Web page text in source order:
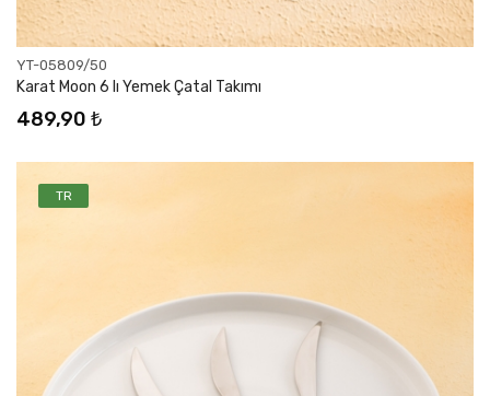
YT-05809/50
Karat Moon 6 lı Yemek Çatal Takımı
489,90 ₺
TR